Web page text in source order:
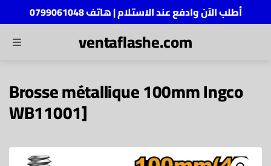
أطلب الآن وادفع عند الاستلام | هاتف 0799061048
MENU ventaflashe.com
Brosse métallique 100mm Ingco
WB11001]